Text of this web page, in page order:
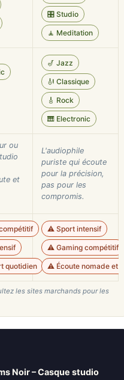
🎛️ Studio
🧘 Meditation
🎷 Jazz
🎻 Classique
🎸 Rock
🎹 Electronic
ou
et
L'audiophile
puriste qui écoute
pour la précision,
pas pour les
compromis.
quotidien
⚠️ Sport intensif
⚠️ Gaming compétitif
⚠️ Écoute nomade et
les sites marchands pour les
Noir – Casque studio